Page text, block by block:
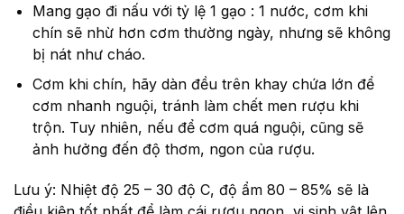
Mang gạo đi nấu với tỷ lệ 1 gạo : 1 nước, cơm khi
chín sẽ nhừ hơn cơm thường ngày, nhưng sẽ không
bị nát như cháo.
Cơm khi chín, hãy dàn đều trên khay chứa lớn để
cơm nhanh nguội, tránh làm chết men rượu khi
trộn. Tuy nhiên, nếu để cơm quá nguội, cũng sẽ
ảnh hưởng đến độ thơm, ngon của rượu.
Lưu ý: Nhiệt độ 25 – 30 độ C, độ ẩm 80 – 85% sẽ là